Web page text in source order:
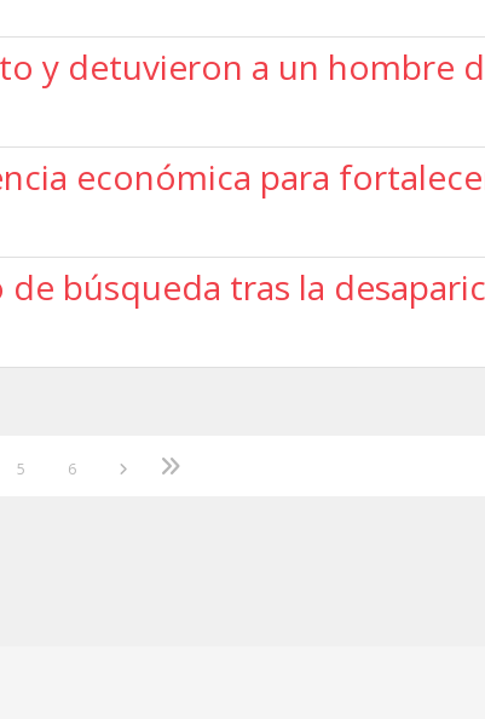
y detuvieron a un hombre
económica para
búsqueda tras la
5 6